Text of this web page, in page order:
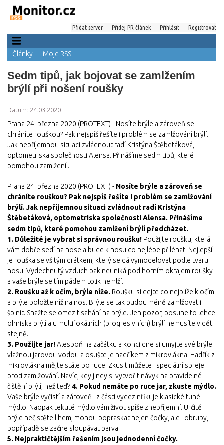
Přidat server Přidej PR článek Přihlásit Registrovat
Články Moje RSS
Sedm tipů, jak bojovat se zamlžením
brýlí při nošení roušky
Datum: 24.03.2020
Praha 24. března 2020 (PROTEXT) - Nosíte brýle a zároveň se
chráníte rouškou? Pak nejspíš řešíte i problém se zamlžování brýlí.
Jak nepříjemnou situaci zvládnout radí Kristýna Štěbetáková,
optometriska společnosti Alensa. Přinášíme sedm tipů, které
pomohou zamlžení...
Praha 24. března 2020 (PROTEXT) - Nosíte brýle a zároveň se
chráníte rouškou? Pak nejspíš řešíte i problém se zamlžování
brýlí. Jak nepříjemnou situaci zvládnout radí Kristýna
Štěbetáková, optometriska společnosti Alensa. Přinášíme
sedm tipů, které pomohou zamlžení brýlí předcházet.
1. Důležité je vybrat si správnou roušku! Použijte roušku, která
vám dobře sedí na nose a bude k nosu co nejlépe přiléhat. Nejlepší
je rouška se všitým drátkem, který se dá vymodelovat podle tvaru
nosu. Vydechnutý vzduch pak neuniká pod horním okrajem roušky
a vaše brýle se tím pádem tolik nemlží.
2. Roušku až k očím, brýle níže. Roušku si dejte co nejblíže k očím
a brýle položte níž na nos. Brýle se tak budou méně zamlžovat i
špinit. Snažte se omezit sahání na brýle. Jen pozor, posune to lehce
ohniska brýlí a u multifokálních (progresivních) brýlí nemusíte vidět
stejně.
3. Použijte jar!Alespoň na začátku a konci dne si umyjte své brýle
vlažnou jarovou vodou a osušte je hadříkem z mikrovlákna. Hadřík z
mikrovlákna mějte stále po ruce. Zkusit můžete i speciální spreje
proti zamlžování. Navíc, kdy jindy si vytvořit návyk na pravidelné
čištění brýlí, než teď? 4. Pokud nemáte po ruce jar, zkuste mýdlo.
Vaše brýle vyčistí a zároveň i z části vydezinfikuje klasické tuhé
mýdlo. Naopak tekuté mýdlo vám život spíše znepříjemní. Určitě
brýle nečistěte lihem, mohou popraskat nejen čočky, ale i obruby,
popřípadě se začne sloupávat barva.
5. Nejpraktičtějším řešením jsou jednodenní čočky.